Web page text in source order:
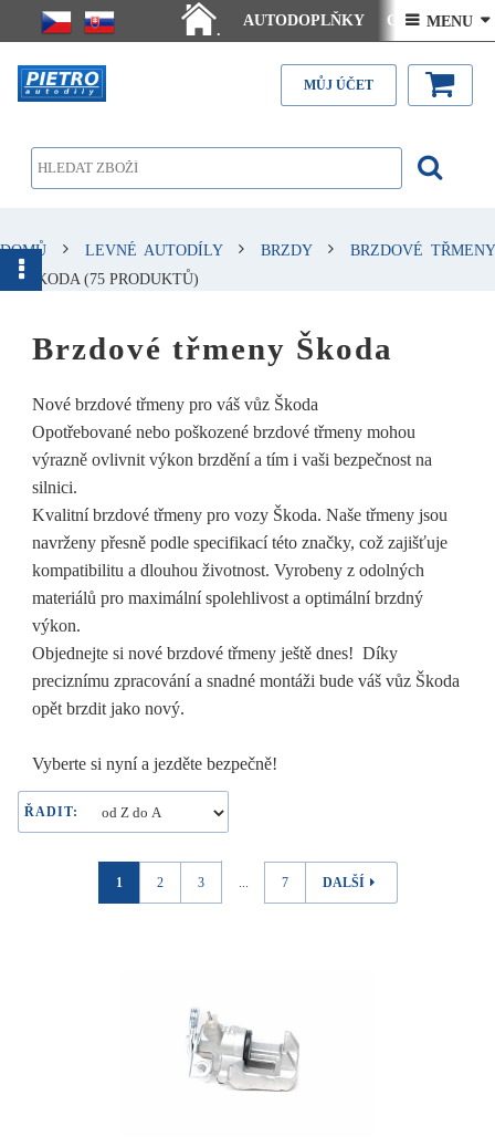
.
AUTODOPLŇKY Ceny doručení
Články - návody Kontakt
 MENU 
MŮJ ÚČET
DOMŮ LEVNÉ AUTODÍLY BRZDY
BRZDOVÉ TŘMENY
SKODA (75 PRODUKTŮ)
Brzdové třmeny Škoda
Nové brzdové třmeny pro váš vůz Škoda
Opotřebované nebo poškozené brzdové třmeny mohou
výrazně ovlivnit výkon brzdění a tím i vaši bezpečnost na
silnici.
Kvalitní brzdové třmeny pro vozy Škoda. Naše třmeny jsou
navrženy přesně podle specifikací této značky, což zajišťuje
kompatibilitu a dlouhou životnost. Vyrobeny z odolných
materiálů pro maximální spolehlivost a optimální brzdný
výkon.
Objednejte si nové brzdové třmeny ještě dnes! Díky
preciznímu zpracování a snadné montáži bude váš vůz Škoda
opět brzdit jako nový.
Vyberte si nyní a jezděte bezpečně!
ŘADIT:
1 2 3 ... 7 DALŠÍ